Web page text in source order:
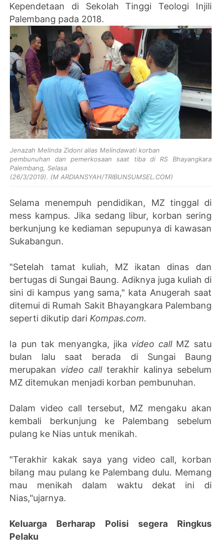
Kependetaan di Sekolah Tinggi Teologi Injili
Palembang pada 2018.
Jenazah Melinda Zidoni alias Melindawati korban
pembunuhan dan pemerkosaan saat tiba di RS Bhayangkara
Palembang, Selasa
(26/3/2019). (M ARDIANSYAH/TRIBUNSUMSEL.COM)
Selama menempuh pendidikan, MZ tinggal di
mess kampus. Jika sedang libur, korban sering
berkunjung ke kediaman sepupunya di kawasan
Sukabangun.
"Setelah tamat kuliah, MZ ikatan dinas dan
bertugas di Sungai Baung. Adiknya juga kuliah di
sini di kampus yang sama," kata Anugerah saat
ditemui di Rumah Sakit Bhayangkara Palembang
seperti dikutip dari Kompas.com.
Ia pun tak menyangka, jika video call MZ satu
bulan lalu saat berada di Sungai Baung
merupakan video call terakhir kalinya sebelum
MZ ditemukan menjadi korban pembunuhan.
Dalam video call tersebut, MZ mengaku akan
kembali berkunjung ke Palembang sebelum
pulang ke Nias untuk menikah.
"Terakhir kakak saya yang video call, korban
bilang mau pulang ke Palembang dulu. Memang
mau menikah dalam waktu dekat ini di
Nias,"ujarnya.
Keluarga Berharap Polisi segera Ringkus
Pelaku